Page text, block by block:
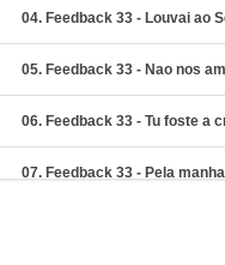
04. Feedback 33 - Louvai ao
05. Feedback 33 - Nao nos
06. Feedback 33 - Tu foste a
07. Feedback 33 - Pela manha